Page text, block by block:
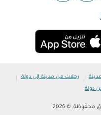
| رحلات من مدينة إلى دولة |
دولة
محفوظة. © 2026